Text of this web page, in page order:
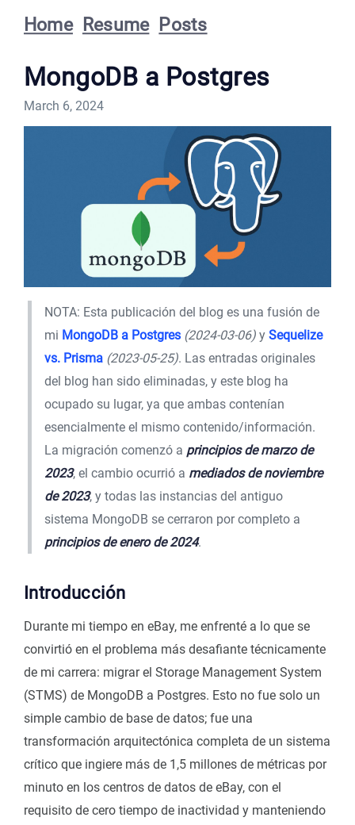
Home Resume Posts
MongoDB a Postgres
March 6, 2024
NOTA: Esta publicación del blog es una fusión de
mi MongoDB a Postgres (2024-03-06)y Sequelize
vs. Prisma (2023-05-25). Las entradas originales
del blog han sido eliminadas, y este blog ha
ocupado su lugar, ya que ambas contenían
esencialmente el mismo contenido/información.
La migración comenzó a principios de marzo de
2023, el cambio ocurrió a mediados de noviembre
de 2023, y todas las instancias del antiguo
sistema MongoDB se cerraron por completo a
principios de enero de 2024.
Introducción
Durante mi tiempo en eBay, me enfrenté a lo que se
convirtió en el problema más desafiante técnicamente
de mi carrera: migrar el Storage Management System
(STMS) de MongoDB a Postgres. Esto no fue solo un
simple cambio de base de datos; fue una
transformación arquitectónica completa de un sistema
crítico que ingiere más de 1,5 millones de métricas por
minuto en los centros de datos de eBay, con el
requisito de cero tiempo de inactividad y manteniendo